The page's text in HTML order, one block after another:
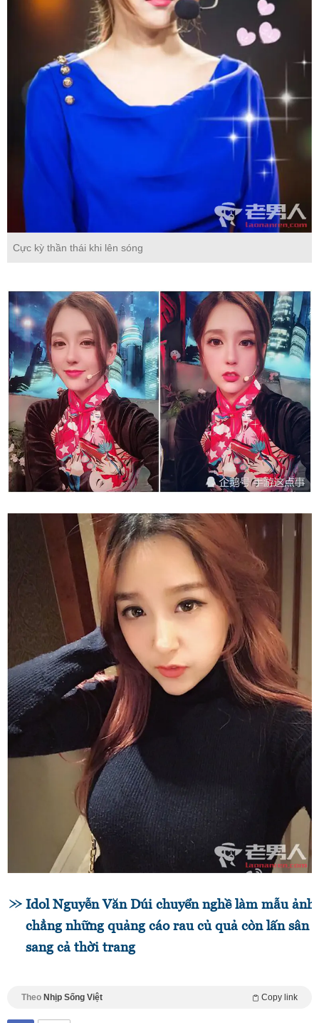
Cực kỳ thần thái khi lên sóng
Idol Nguyễn Văn Dúi chuyển nghề làm mẫu ảnh,
chẳng những quảng cáo rau củ quả còn lấn sân
sang cả thời trang
Theo Nhịp Sống Việt Copy link